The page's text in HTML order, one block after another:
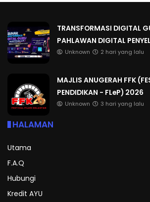
TRANSFORMASI DIGITAL
PAHLAWAN DIGITAL
Unknown 2 hari yang lalu
MAJLIS ANUGERAH FFK
PENDIDIKAN - FLeP) 2026
Unknown 3 hari yang lalu
HALAMAN
Utama
F.A.Q
Hubungi
Kredit AYU